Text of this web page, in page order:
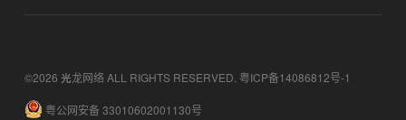
©2026 光龙网络 ALL RIGHTS RESERVED. 粤ICP备14086812号-1
粤公网安备 33010602001130号